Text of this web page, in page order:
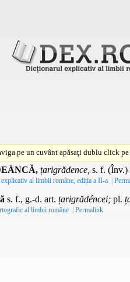
pe un cuvânt apăsaţi dublu click pe
țarigrădence, s. f. (Înv.)
al limbii române, ediția a II-a |
s. f., g.-d. art. țarigrădéncei; pl.
al limbii române | Permalink